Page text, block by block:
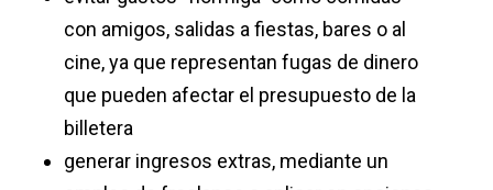
con amigos, salidas a fiestas, bares o al
cine, ya que representan fugas de dinero
que pueden afectar el presupuesto de la
billetera
generar ingresos extras, mediante un